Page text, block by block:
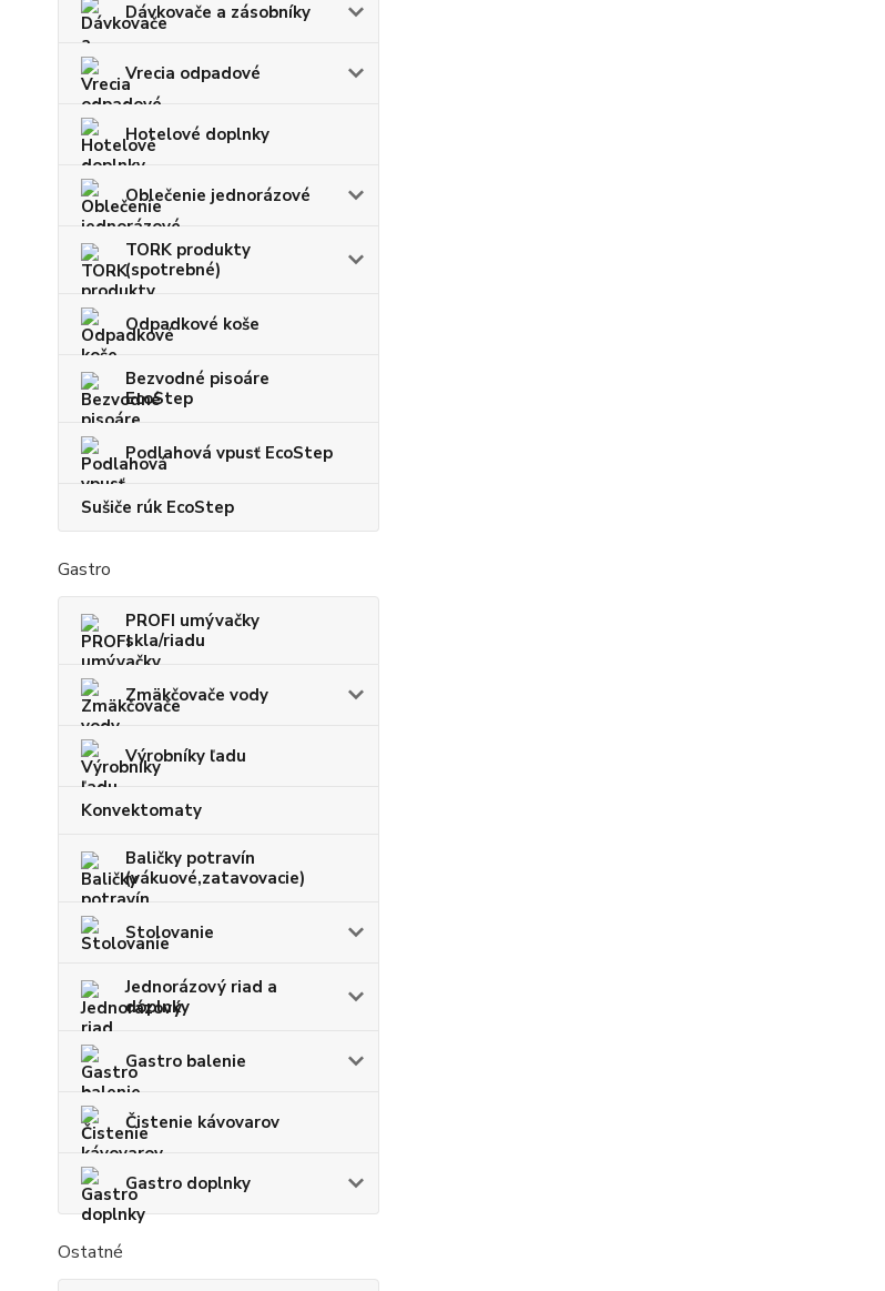
Dávkovače a zásobníky
Vrecia odpadové
Hotelové doplnky
Oblečenie jednorázové
TORK produkty
(spotrebné)
Odpadkové koše
Bezvodné pisoáre
EcoStep
Podlahová vpusť EcoStep
Sušiče rúk EcoStep
Gastro
PROFI umývačky
skla/riadu
Zmäkčovače vody
Výrobníky ľadu
Konvektomaty
Baličky potravín
(vákuové,zatavovacie)
Stolovanie
Jednorázový riad a
doplnky
Gastro balenie
Čistenie kávovarov
Gastro doplnky
Ostatné